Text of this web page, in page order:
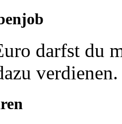
darfst du